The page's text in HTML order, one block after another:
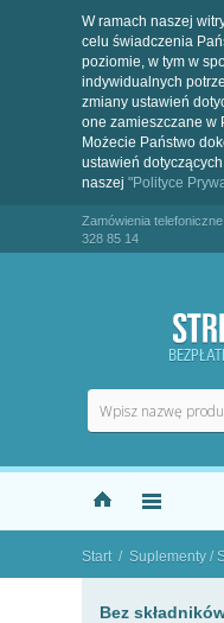
W ramach naszej
celu świadczenia
poziomie, w tym w
indywidualnych
zmiany ustawień
one zamieszczane w
Możecie Państwo
ustawień
naszej "Polityce
Zamówienia
328 85 14
Start / Suplementy /
Bez